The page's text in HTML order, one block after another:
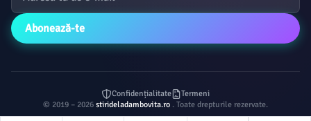
Abonează-te
Confidențialitate
Termeni
© 2019 – 2026 stirideladambovita.ro . Toate drepturile rezervate.